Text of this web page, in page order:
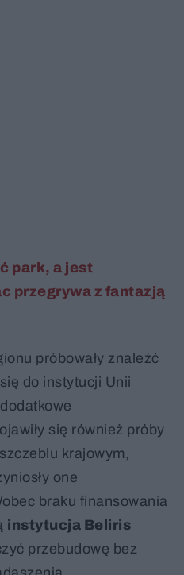
park, a jest
przegrywa z fantazją
próbowały znaleźć
do instytucji Unii
się również próby
krajowym,
one
braku finansowania
instytucja Beliris
przebudowę bez